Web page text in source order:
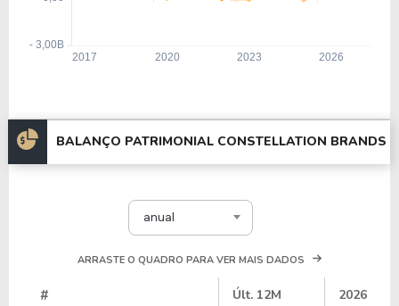
BALANÇO PATRIMONIAL CONSTELLATION BRANDS
anual
ARRASTE O QUADRO PARA VER MAIS DADOS
# Últ. 12M
2026